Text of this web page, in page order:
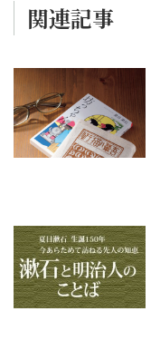
関連記事